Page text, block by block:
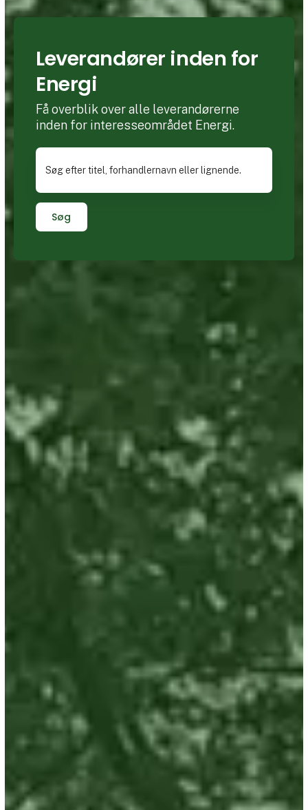
Leverandører inden for
Energi
Få overblik over alle leverandørerne
inden for interesseområdet Energi.
Søg efter titel, forhandlernavn eller lignende.
Søg